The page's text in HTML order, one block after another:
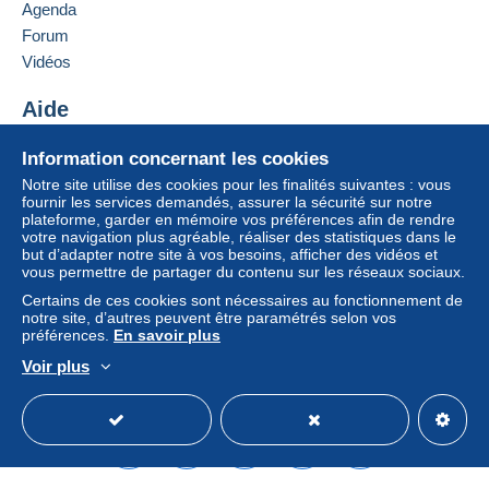
Si les conditions de vente du vendeur comportent
considérer comme nulles et non avenues. Les
conditions de paiement du site Delcampe, telles
que définies dans les
conditions d’utilisation
Les achats doivent être payés dans les14 jours
suivant la réception du décompte final de la part du
vendeur.
Tarif : 2026
- frais de port FRANCE : 1,70€ ( - 20 gr. ) // 3,25€ (
21Gr. à 100Gr. ) // 5,50€ ( 101Gr. à 250Gr. ) // 7,60€
- frais de port INTERNATIONAL : 2,40€ ( - 20 Gr. ) //
5,00€ ( 21Gr. à 100Gr. ) // 11,80€ ( 101Gr. à 250Gr. ) //
16,80€ ( 251Gr. à 500Gr. ) // 31,90€ ( 501Gr. à 2Kg. )
Information concernant les cookies
Notre site utilise des cookies pour les finalités suivantes : vous
fournir les services demandés, assurer la sécurité sur notre
plateforme, garder en mémoire vos préférences afin de rendre
votre navigation plus agréable, réaliser des statistiques dans le
but d’adapter notre site à vos besoins, afficher des vidéos et
vous permettre de partager du contenu sur les réseaux sociaux.
Certains de ces cookies sont nécessaires au fonctionnement de
notre site, d’autres peuvent être paramétrés selon vos
préférences. En savoir plus
Voir plus
Agenda
Forum
Vidéos
Aide
Acheter sur Delcampe
Vendre sur Delcampe
Un site sécurisé